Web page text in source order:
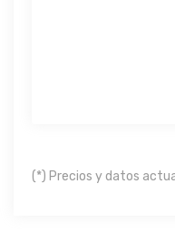
(*) Precios y datos